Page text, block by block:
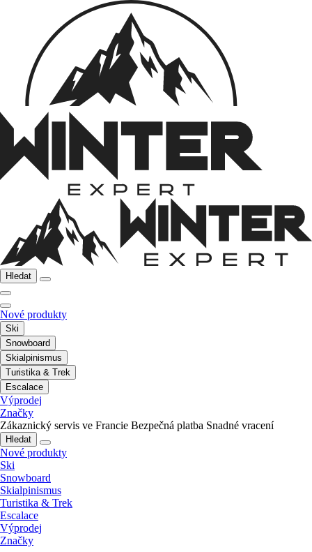
Hledat
Nové produkty
Ski
Snowboard
Skialpinismus
Turistika & Trek
Escalace
Výprodej
Značky
Zákaznický servis ve Francie Bezpečná platba Snadné vracení
Hledat
Nové produkty
Ski
Snowboard
Skialpinismus
Turistika & Trek
Escalace
Výprodej
Značky